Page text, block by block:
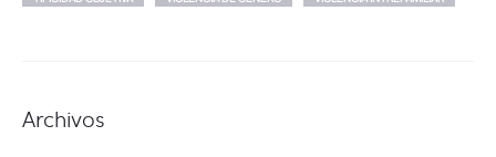
Archivos